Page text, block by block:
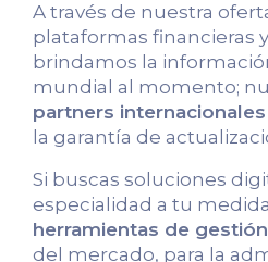
A través de nuestra
plataformas financieras
brindamos la
mundial al momento;
partners internacionales
la garantía de
Si buscas soluciones
especialidad a tu
herramientas de
del mercado, para la